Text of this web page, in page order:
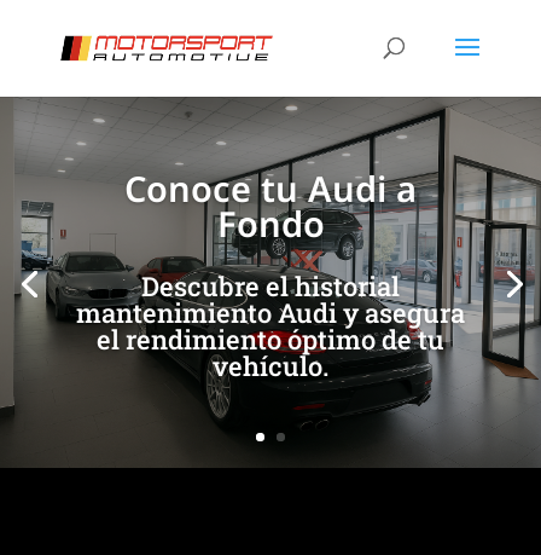
Conoce tu Audi a
Fondo
Descubre el historial
mantenimiento Audi y asegura
el rendimiento óptimo de tu
vehículo.
[/et_pb_slide] [/et_pb_slide]